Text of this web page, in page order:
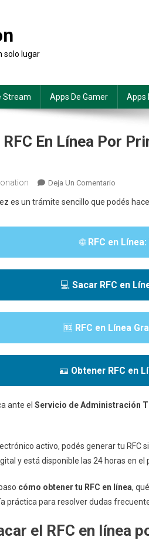
solo lugar
Stream Apps De Gamer Apps
En Línea Por
Deja Un Comentario
RFC
Primera
A
Paso
es un trámite sencillo que podés
🌐 RFC en
💻 Sacar RFC en
🆓 RFC en Línea
🪪 Obtener RFC en
ante el Servicio de Administración
activo, podés generar tu RFC
y está disponible las 24 horas en el
cómo obtener tu RFC en línea,
práctica para resolver dudas
el RFC en línea